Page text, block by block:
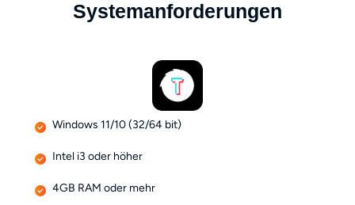
Systemanforderungen
Windows 11/10 (32/64 bit)
Intel i3 oder höher
4GB RAM oder mehr